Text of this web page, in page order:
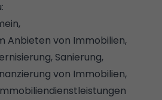
Anbieten von Immobilien,
Sanierung,
von Immobilien,